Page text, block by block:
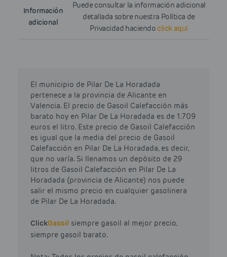
Información
adicional
Puede consultar la información adicional
detallada sobre nuestra Política de
Privacidad haciendo click aquí
El municipio de Pilar De La Horadada
pertenece a la provincia de Alicante en
Valencia. El precio de Gasoil Calefacción más
barato hoy en Pilar De La Horadada es de 1.709
euros el litro. Este precio de Gasoil Calefacción
es igual que la media del precio de Gasoil
Calefacción en Pilar De La Horadada, es decir,
que no varía. Si llenamos un depósito de 29
litros de Gasoil Calefacción en Pilar De La
Horadada (provincia de Alicante) nos puede
salir el mismo precio en cualquier gasolinera
de Pilar De La Horadada.
ClickGasoil siempre gasoil al mejor precio,
siempre gasoil barato.